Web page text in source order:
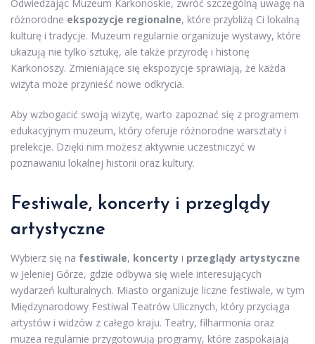
Odwiedzając Muzeum Karkonoskie, zwróć szczególną uwagę na
różnorodne ekspozycje regionalne, które przybliżą Ci lokalną
kulturę i tradycje. Muzeum regularnie organizuje wystawy, które
ukazują nie tylko sztukę, ale także przyrodę i historię
Karkonoszy. Zmieniające się ekspozycje sprawiają, że każda
wizyta może przynieść nowe odkrycia.
Aby wzbogacić swoją wizytę, warto zapoznać się z programem
edukacyjnym muzeum, który oferuje różnorodne warsztaty i
prelekcje. Dzięki nim możesz aktywnie uczestniczyć w
poznawaniu lokalnej historii oraz kultury.
Festiwale, koncerty i przeglądy
artystyczne
Wybierz się na festiwale, koncerty i przeglądy artystyczne
w Jeleniej Górze, gdzie odbywa się wiele interesujących
wydarzeń kulturalnych. Miasto organizuje liczne festiwale, w tym
Międzynarodowy Festiwal Teatrów Ulicznych, który przyciąga
artystów i widzów z całego kraju. Teatry, filharmonia oraz
muzea regularnie przygotowują programy, które zaspokajają